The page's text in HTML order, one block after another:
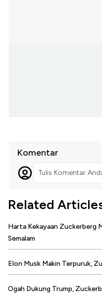
Komentar
Tulis Komentar
Related
Harta Kekayaan Zuckerberg
Semalam
Elon Musk Makin Terpuruk,
Ogah Dukung Trump,